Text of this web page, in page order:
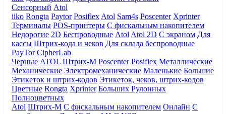
Сенсорный Atol
iiko Rongta Paytor Posiflex Atol Sam4s Poscenter Xprinter
Терминалы POS-принтеры С фискальным накопителем
Недорогие 2D Беспроводные Atol Atol 2D С экраном Для
кассы Штрих-кода и чеков Для склада беспроводные
PayTor CipherLab
Черные ATOL Штрих-М Poscenter Posiflex Металлические
Механические Электромеханические Маленькие Большие
Этикеток и штрих-кодов Этикеток, чеков, штрих-кодов
Цветные Rongta Xprinter Больших Рулонных
Полноцветных
Atol Штрих-М С фискальным накопителем Онлайн С